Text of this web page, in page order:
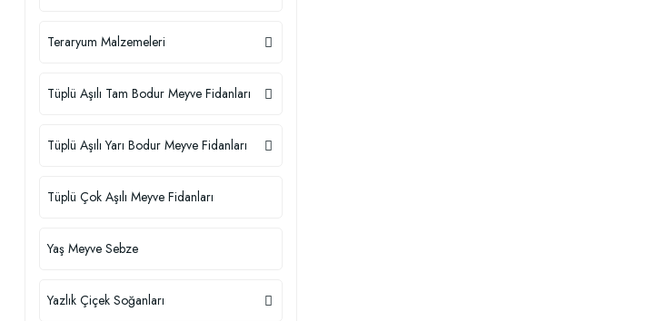
Teraryum Malzemeleri
Tüplü Aşılı Tam Bodur Meyve Fidanları
Tüplü Aşılı Yarı Bodur Meyve Fidanları
Tüplü Çok Aşılı Meyve Fidanları
Yaş Meyve Sebze
Yazlık Çiçek Soğanları